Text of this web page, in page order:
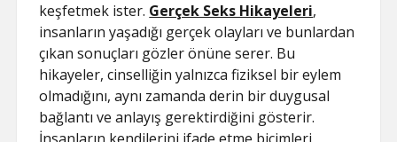
keşfetmek ister. Gerçek Seks Hikayeleri,
insanların yaşadığı gerçek olayları ve bunlardan
çıkan sonuçları gözler önüne serer. Bu
hikayeler, cinselliğin yalnızca fiziksel bir eylem
olmadığını, aynı zamanda derin bir duygusal
bağlantı ve anlayış gerektirdiğini gösterir.